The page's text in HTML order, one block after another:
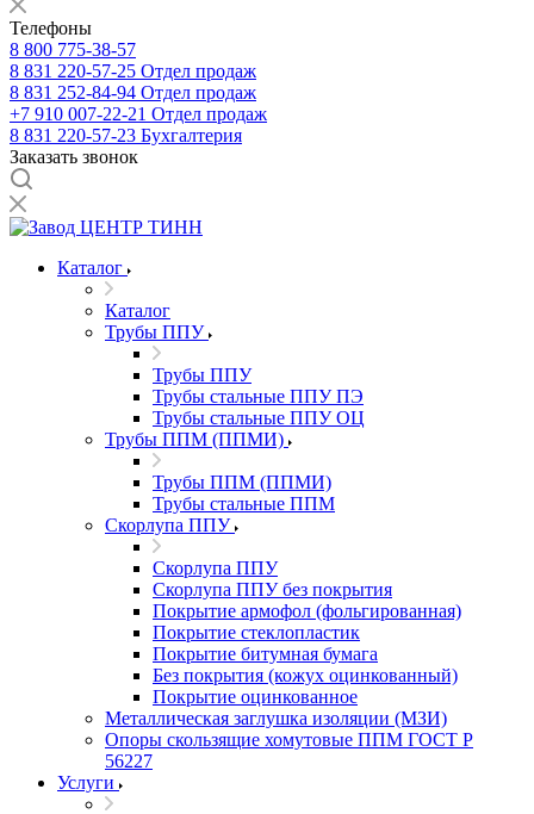
Телефоны
8 800 775-38-57
8 831 220-57-25 Отдел продаж
8 831 252-84-94 Отдел продаж
+7 910 007-22-21 Отдел продаж
8 831 220-57-23 Бухгалтерия
Заказать звонок
Каталог
Каталог
Трубы ППУ
Трубы ППУ
Трубы стальные ППУ ПЭ
Трубы стальные ППУ ОЦ
Трубы ППМ (ППМИ)
Трубы ППМ (ППМИ)
Трубы стальные ППМ
Скорлупа ППУ
Скорлупа ППУ
Скорлупа ППУ без покрытия
Покрытие армофол (фольгированная)
Покрытие стеклопластик
Покрытие битумная бумага
Без покрытия (кожух оцинкованный)
Покрытие оцинкованное
Металлическая заглушка изоляции (МЗИ)
Опоры скользящие хомутовые ППМ ГОСТ Р
56227
Услуги